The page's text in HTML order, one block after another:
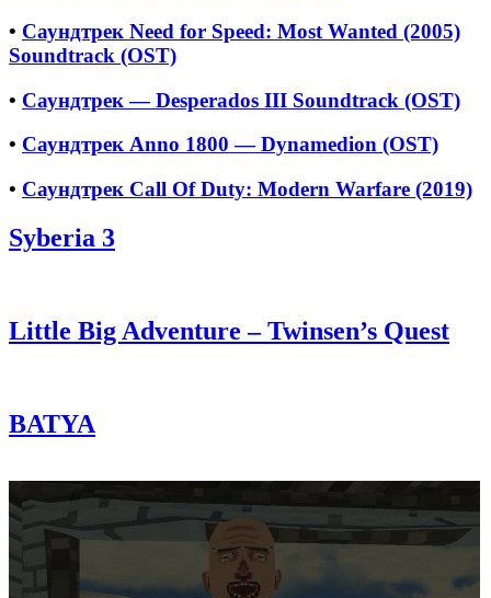
• Саундтрек Need for Speed: Most Wanted (2005)
Soundtrack (OST)
• Саундтрек — Desperados III Soundtrack (OST)
• Саундтрек Anno 1800 — Dynamedion (OST)
• Саундтрек Call Of Duty: Modern Warfare (2019)
Syberia 3
Little Big Adventure – Twinsen’s Quest
BATYA